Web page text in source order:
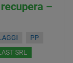
–
PP
SRL